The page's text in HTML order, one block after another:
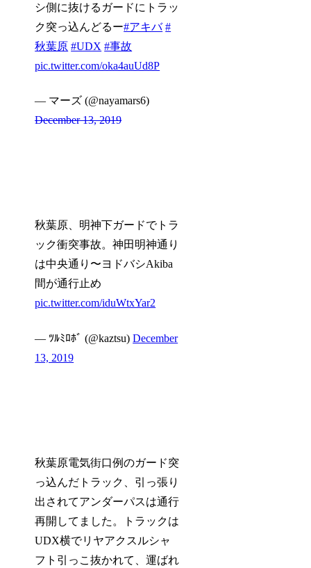
シ側に抜けるガードにトラッ
ク突っ込んどるー#アキバ #
秋葉原 #UDX #事故
pic.twitter.com/oka4auUd8P
— マーズ (@nayamars6)
December 13, 2019
秋葉原、明神下ガードでトラ
ック衝突事故。神田明神通り
は中央通り〜ヨドバシAkiba
間が通行止め
pic.twitter.com/iduWtxYar2
— ﾂﾙﾐﾛﾎﾞ (@kaztsu)December
13, 2019
秋葉原電気街口例のガード突
っ込んだトラック、引っ張り
出されてアンダーパスは通行
再開してました。トラックは
UDX横でリヤアクスルシャ
フト引っこ抜かれて、運ばれ